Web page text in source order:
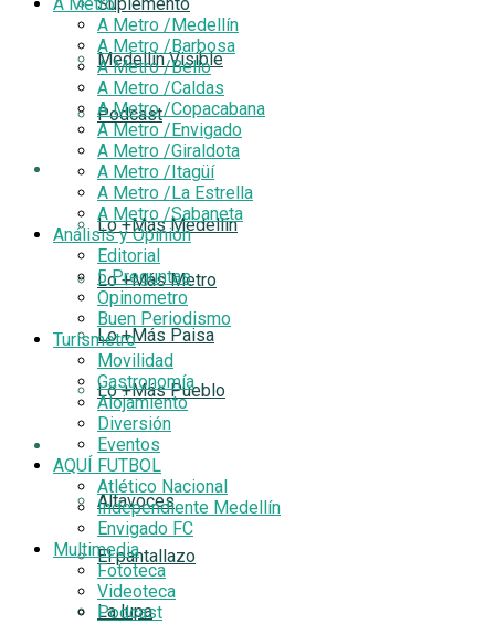
Medellín Visible
Podcast
LO +MÁS
Lo +Más Medellín
Lo +Más Metro
Lo +Más Paisa
Lo +Más Pueblo
Filtro
Altavoces
El pantallazo
La lupa
A Metro /Medellín
A Metro /Barbosa
A Metro /Bello
A Metro /Caldas
A Metro /Copacabana
A Metro /Envigado
A Metro /Giraldota
A Metro /Itagüí
A Metro /La Estrella
A Metro /Sabaneta
Análisis y Opinión
Editorial
5 Preguntas
Opinometro
Buen Periodismo
Turismetro
Movilidad
Gastronomía
Alojamiento
Diversión
Eventos
AQUÍ FUTBOL
Atlético Nacional
Independiente Medellín
Envigado FC
Multimedia
Fototeca
Videoteca
Podcast